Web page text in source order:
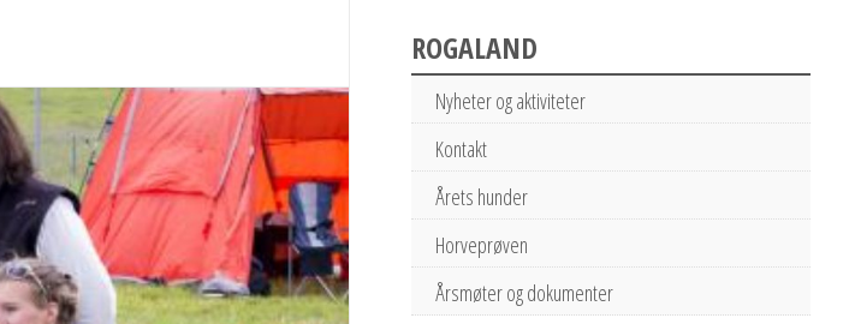
ROGALAND
Nyheter og aktiviteter
Kontakt
Årets hunder
Horveprøven
Årsmøter og dokumenter